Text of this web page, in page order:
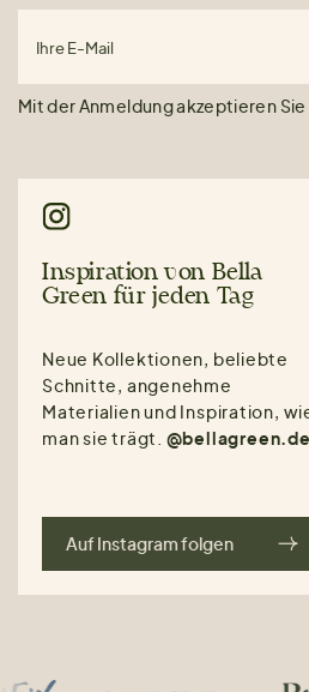
Ihre E-Mail
Mit der Anmeldung akzeptieren Sie
Inspiration von Bella
Green für jeden Tag
Neue Kollektionen, beliebte
Schnitte, angenehme
Materialien und Inspiration,
man sie trägt. @bellagreen.de
Auf Instagram folgen